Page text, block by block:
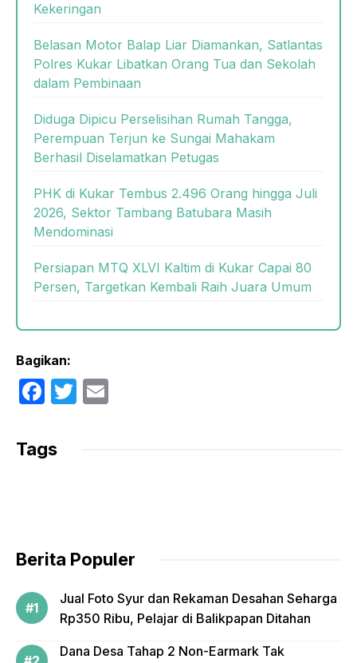
Kekeringan
Belasan Motor Balap Liar Diamankan, Satlantas
Polres Kukar Libatkan Orang Tua dan Sekolah
dalam Pembinaan
Diduga Dipicu Perselisihan Rumah Tangga,
Perempuan Terjun ke Sungai Mahakam
Berhasil Diselamatkan Petugas
PHK di Kukar Tembus 2.496 Orang hingga Juli
2026, Sektor Tambang Batubara Masih
Mendominasi
Persiapan MTQ XLVI Kaltim di Kukar Capai 80
Persen, Targetkan Kembali Raih Juara Umum
Bagikan:
F
c
e
o
k
T
Tags
Berita Populer
Jual Foto Syur dan Rekaman Desahan Seharga
Rp350 Ribu, Pelajar di Balikpapan Ditahan
Dana Desa Tahap 2 Non-Earmark Tak